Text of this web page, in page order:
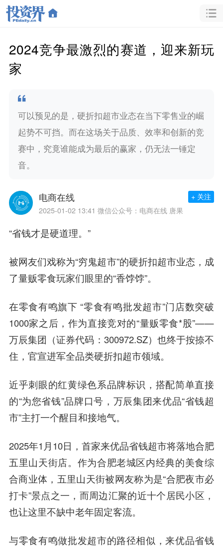
2024竞争最激烈的赛道，迎来新玩
家
可以预见的是，硬折扣超市业态在当下零售业的崛
起势不可挡。而在这场关于品质、效率和创新的竞
赛中，究竟谁能成为最后的赢家，仍无法一锤定
音。
电商在线
2025-01-02 13:41 微信公众号：电商在线 唐果
+ 关注
“省钱才是硬道理。”
被网友们戏称为“穷鬼超市”的硬折扣超市业态，成
了量贩零食玩家们眼里的“香饽饽”。
在零食有鸣旗下 “零食有鸣批发超市”门店数突破
1000家之后，作为直接竞对的“量贩零食*股”——
万辰集团（证券代码：300972.SZ）也终于按捺不
住，官宣进军全品类硬折扣超市领域。
近乎刺眼的红黄绿色系品牌标识，搭配简单直接
的“为您省钱”品牌口号，万辰集团来优品“省钱超
市”主打一个醒目和接地气。
2025年1月10日，首家来优品省钱超市将落地合肥
五里山天街店。作为合肥老城区内经典的美食综
合商业体，五里山天街被网友称为是“合肥夜市必
打卡”景点之一，而周边汇聚的近十个居民小区，
也让这里不缺中老年固定客流。
与零食有鸣做批发超市的路径相似，来优品省钱